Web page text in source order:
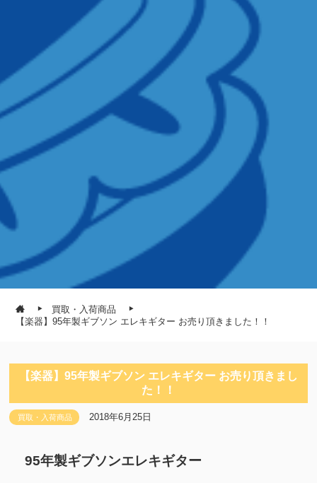
買取・入荷商品
【楽器】95年製ギブソン エレキギター お売り頂きました！！
【楽器】95年製ギブソン エレキギター お売り頂きまし
た！！
買取・入荷商品 2018年6月25日
95年製ギブソンエレキギター